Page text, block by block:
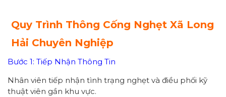
Quy Trình Thông Cống Nghẹt Xã Long
Hải Chuyên Nghiệp
Bước 1: Tiếp Nhận Thông Tin
Nhân viên tiếp nhận tình trạng nghẹt và điều phối kỹ
thuật viên gần khu vực.